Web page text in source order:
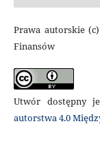
Prawa autorskie
Finansów
Utwór dostępny
autorstwa 4.0